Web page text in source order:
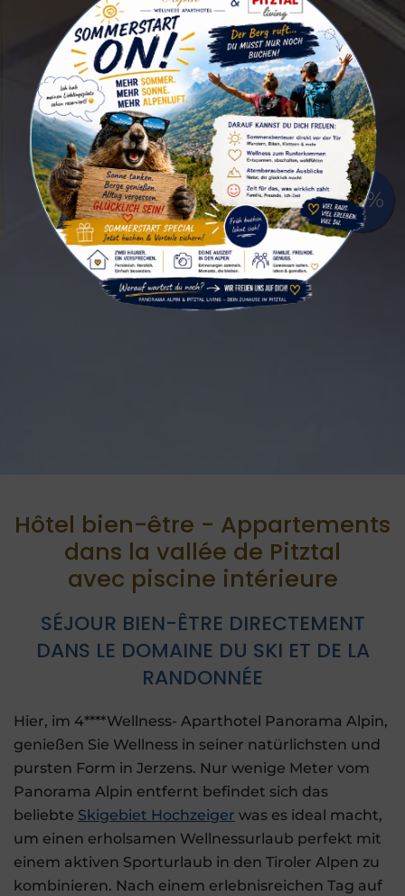
Hôtel bien-être - Appartements
dans la vallée de Pitztal
avec piscine intérieure
SÉJOUR BIEN-ÊTRE DIRECTEMENT
DANS LE DOMAINE DU SKI ET DE LA
RANDONNÉE
Hier, im 4****Wellness- Aparthotel Panorama Alpin,
genießen Sie Wellness in seiner natürlichsten und
pursten Form in Jerzens. Nur wenige Meter vom
Panorama Alpin entfernt befindet sich das
beliebte Skigebiet Hochzeiger was es ideal macht,
um einen erholsamen Wellnessurlaub perfekt mit
einem aktiven Sporturlaub in den Tiroler Alpen zu
kombinieren. Nach einem erlebnisreichen Tag auf